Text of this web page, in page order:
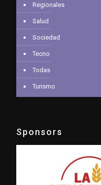
Regionales
Salud
Sociedad
Tecno
Todas
Turismo
Sponsors